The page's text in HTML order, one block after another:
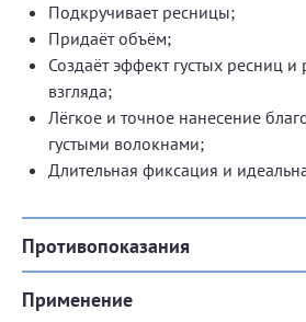
Подкручивает ресницы;
Придаёт объём;
Создаёт эффект густых ресниц и
взгляда;
Лёгкое и точное нанесение
густыми волокнами;
Длительная фиксация и
Противопоказания
Применение